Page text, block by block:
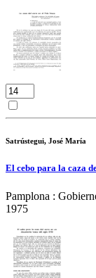
Satrústegui, José María
El cebo para la caza
Pamplona :
1975